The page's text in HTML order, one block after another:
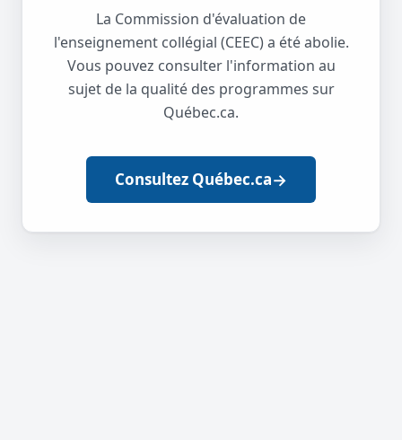
La Commission d'évaluation de
l'enseignement collégial (CEEC) a été abolie.
Vous pouvez consulter l'information au
sujet de la qualité des programmes sur
Québec.ca.
Consultez Québec.ca→